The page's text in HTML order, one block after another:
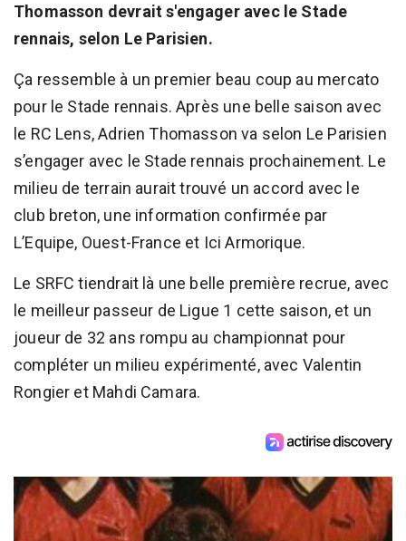
Thomasson devrait s'engager avec le Stade
rennais, selon Le Parisien.
Ça ressemble à un premier beau coup au mercato
pour le Stade rennais. Après une belle saison avec
le RC Lens, Adrien Thomasson va selon Le Parisien
s’engager avec le Stade rennais prochainement. Le
milieu de terrain aurait trouvé un accord avec le
club breton, une information confirmée par
L’Equipe, Ouest-France et Ici Armorique.
Le SRFC tiendrait là une belle première recrue, avec
le meilleur passeur de Ligue 1 cette saison, et un
joueur de 32 ans rompu au championnat pour
compléter un milieu expérimenté, avec Valentin
Rongier et Mahdi Camara.